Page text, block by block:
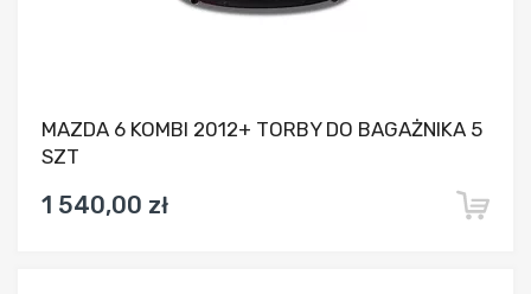
MAZDA 6 KOMBI 2012+ TORBY DO BAGAŻNIKA 5
SZT
1 540,00 zł